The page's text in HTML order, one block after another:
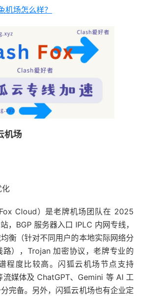
机场怎么样？
机场
化
Cloud）是老牌机场团队在 2025
，BGP 服务器入口 IPLC 内网专线，
衡（针对不同用户的本地实际网络分
路），Trojan 加密协议，老牌专业的
程度比较高。闪狐云机场节点支持
媒体及 ChatGPT、Gemini 等 AI 工
完备。另外，闪狐云机场也有企业定